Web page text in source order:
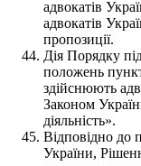
адвокатів
адвокатів
пропозиції.
Дія Порядку
положень
здійснюють
Законом
діяльність».
Відповідно до
України,